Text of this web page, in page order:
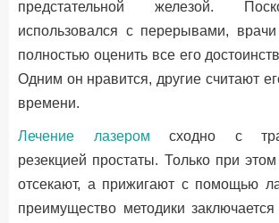
предстательной железой.
использовался с перерывами,
полностью оценить все его
Одним он нравится, другие считают
времени.
Лечение лазером сходно с
резекцией простаты. Только при
отсекают, а прижигают с помощью
преимущество методики